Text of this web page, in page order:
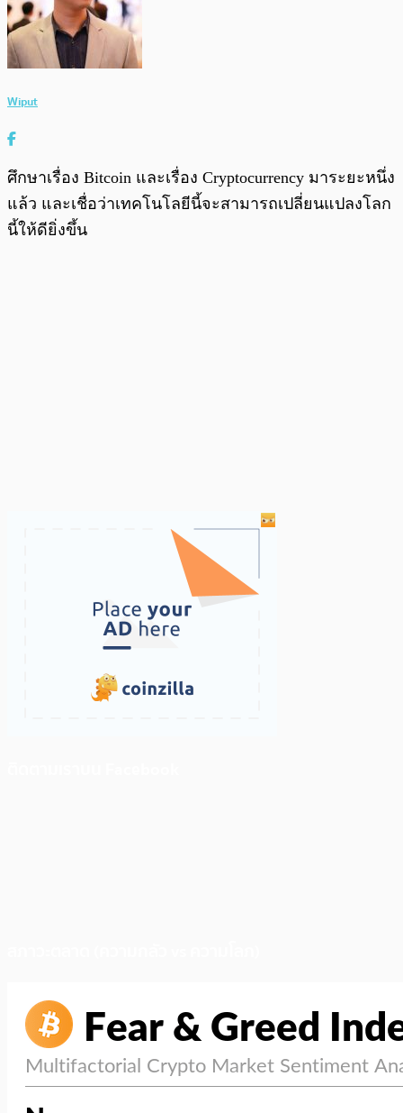
Wiput
ศึกษาเรื่อง Bitcoin และเรื่อง Cryptocurrency มาระยะหนึ่ง
แล้ว และเชื่อว่าเทคโนโลยีนี้จะสามารถเปลี่ยนแปลงโลก
นี้ให้ดียิ่งขึ้น